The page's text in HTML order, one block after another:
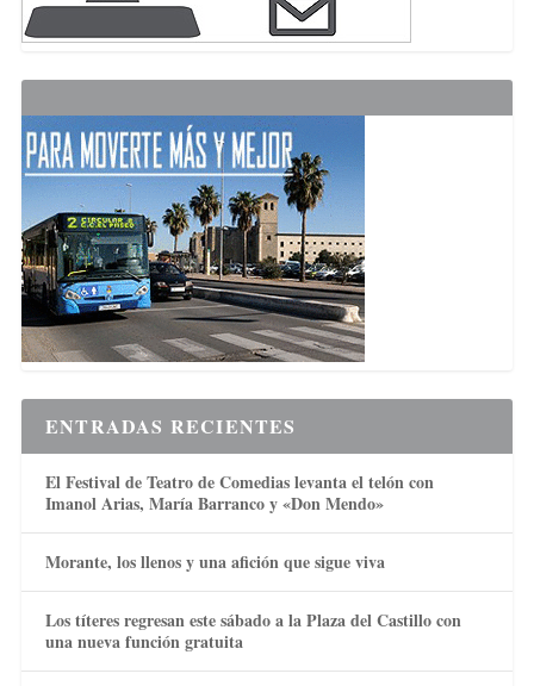
ENTRADAS RECIENTES
El Festival de Teatro de Comedias levanta el telón con
Imanol Arias, María Barranco y «Don Mendo»
Morante, los llenos y una afición que sigue viva
Los títeres regresan este sábado a la Plaza del Castillo con
una nueva función gratuita